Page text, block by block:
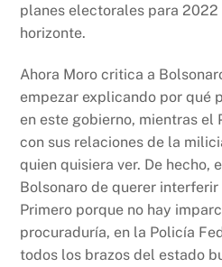
planes electorales para
horizonte.
Ahora Moro critica a
empezar explicando por qué
en este gobierno, mientras el
con sus relaciones de la
quien quisiera ver. De hecho,
Bolsonaro de querer
Primero porque no hay
procuraduría, en la Policía
todos los brazos del estado